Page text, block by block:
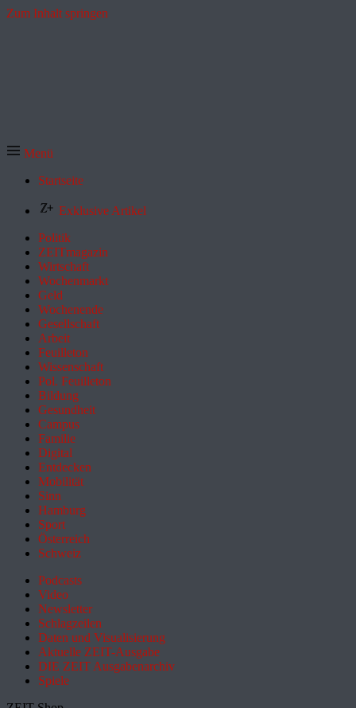
Zum Inhalt springen
Menü
Startseite
Exklusive Artikel
Politik
ZEITmagazin
Wirtschaft
Wochenmarkt
Geld
Wochenende
Gesellschaft
Arbeit
Feuilleton
Wissenschaft
Pol. Feuilleton
Bildung
Gesundheit
Campus
Familie
Digital
Entdecken
Mobilität
Sinn
Hamburg
Sport
Österreich
Schweiz
Podcasts
Video
Newsletter
Schlagzeilen
Daten und Visualisierung
Aktuelle ZEIT-Ausgabe
DIE ZEIT Ausgabenarchiv
Spiele